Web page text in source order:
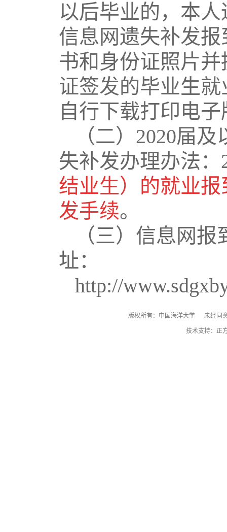
以后毕业的，本
信息网遗失补发
书和身份证照片
证签发的毕业生
自行下载打印电
（二） 2020届及
失补发办理办法：
结业生）的就业
发手续。
（三）信息网
址：
http://
版权所有：中国海洋大学 未经同
技术支持：正